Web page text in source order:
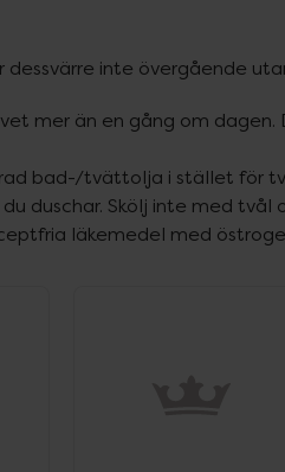
dessvärre inte övergående
mer än en gång om dagen.
bad-/tvättolja i stället för
duschar. Skölj inte med tvål
läkemedel med